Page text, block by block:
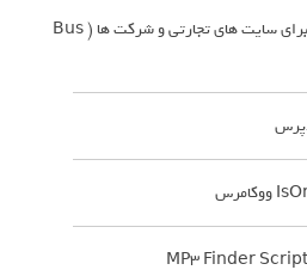
دانلود قالب فارسی وردپرس برای سایت های تجارتی و شرکت ها ( Bus